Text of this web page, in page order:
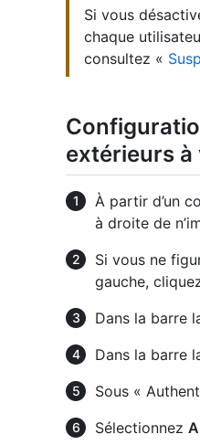
Si vous
chaque
consultez «
extérieurs
À partir d’un
à droite de
Si vous ne
gauche,
Dans la barre
Dans la barre
Sous «
Sélectionnez